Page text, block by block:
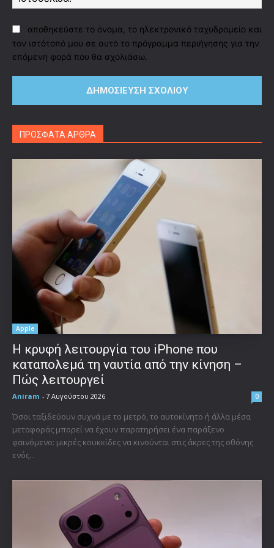
αποθηκεύστε το όνομα, το ηλεκτρονικό ταχυδρομείο και
τον ιστότοπό μου σε αυτό το πρόγραμμα περιήγησης για την
επόμενη φορά που θα σχολιάσω.
ΠΡΟΣΦΑΤΑ ΑΡΘΡΑ
Apple
Η κρυφή λειτουργία του iPhone που
καταπολεμά τη ναυτία από την κίνηση –
Πώς λειτουργεί
Aniram - 7 Αυγούστου 2026 0
Όσοι ταξιδεύουν συχνά με το μετρό, το αυτοκίνητο ή άλλα μέσα
μεταφοράς μπορεί να έχουν παρατηρήσει ένα παράξενο
φαινόμενο: μικρές κουκκίδες να κινούνται στις άκρες της οθόνης
ενός...